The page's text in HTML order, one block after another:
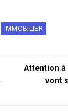
IMMOBILIER
Attention à
vont